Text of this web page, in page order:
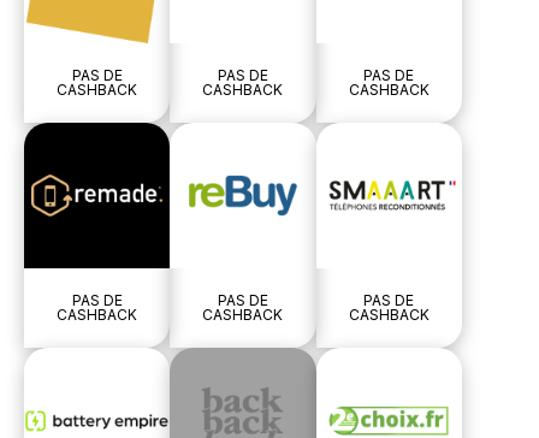
PAS DE
CASHBACK
PAS DE
CASHBACK
PAS DE
CASHBACK
PAS DE
CASHBACK
PAS DE
CASHBACK
PAS DE
CASHBACK